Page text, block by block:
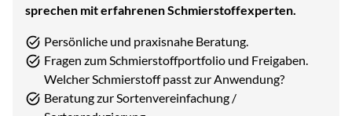
sprechen mit erfahrenen Schmierstoffexperten.
Persönliche und praxisnahe Beratung.
Fragen zum Schmierstoffportfolio und Freigaben.
Welcher Schmierstoff passt zur Anwendung?
Beratung zur Sortenvereinfachung /